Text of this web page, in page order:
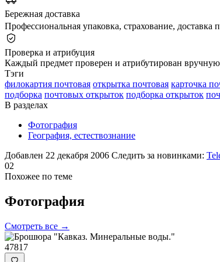
Бережная доставка
Профессиональная упаковка, страхование, доставка
Проверка и атрибуция
Каждый предмет проверен и атрибутирован
Тэги
филокартия почтовая открытка почтовая карточка
подборка почтовых открыток подборка открыток
В разделах
Фотография
География, естествознание
Добавлен 22 декабря 2006 Следить за новинками:
02
Похожее по теме
Фотография
Смотреть все →
47817